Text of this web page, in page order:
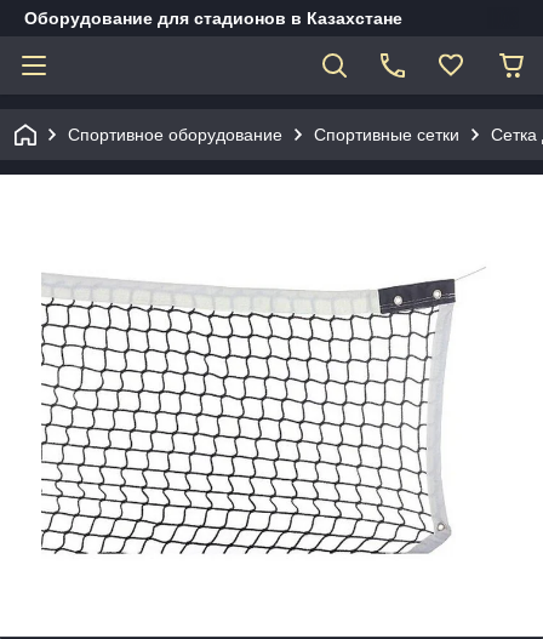
Оборудование для стадионов в Казахстане
Спортивное оборудование Спортивные сетки Сетка